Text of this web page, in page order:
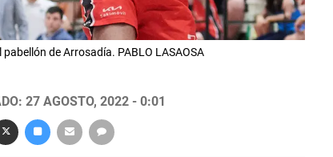
de Arrosadía. PABLO LASAOSA
27 AGOSTO, 2022 - 0:01